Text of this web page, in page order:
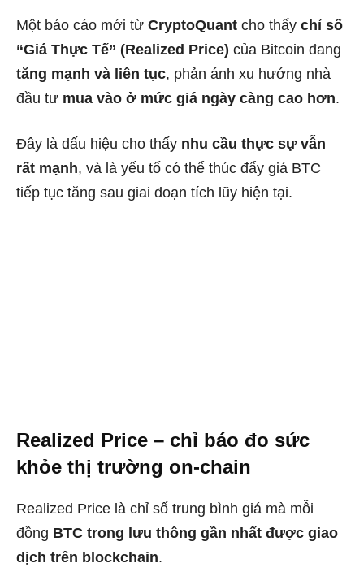
Một báo cáo mới từ CryptoQuant cho thấy chỉ số
“Giá Thực Tế” (Realized Price) của Bitcoin đang
tăng mạnh và liên tục, phản ánh xu hướng nhà
đầu tư mua vào ở mức giá ngày càng cao hơn.
Đây là dấu hiệu cho thấy nhu cầu thực sự vẫn
rất mạnh, và là yếu tố có thể thúc đẩy giá BTC
tiếp tục tăng sau giai đoạn tích lũy hiện tại.
Realized Price – chỉ báo đo sức
khỏe thị trường on-chain
Realized Price là chỉ số trung bình giá mà mỗi
đồng BTC trong lưu thông gần nhất được giao
dịch trên blockchain.